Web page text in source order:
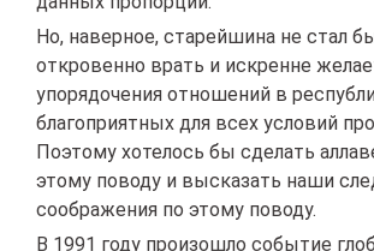
Но, наверное, старейшина не стал
откровенно врать и искренне
упорядочения отношений в
благоприятных для всех условий
Поэтому хотелось бы сделать
этому поводу и высказать наши
соображения по этому поводу.
В 1991 году произошло событие